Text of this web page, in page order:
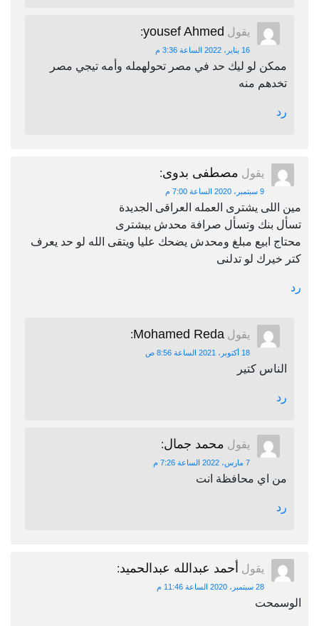
يقول yousef Ahmed
:
16 يناير، 2022 الساعة 3:36 م
ممكن لو ليك حد في مصر تحولهمله وأمه تيجي مصر
تخدهم منه
رد
يقول مصطفى بدوى:
9 سبتمبر، 2020 الساعة 7:00 م
مين اللى يشترى العمله العراقى الجديدة
تسأل بنك وتسأل صرافة محدش بيشترى
محتاج ابيع مبلغ ومحدش يضحك عليا ويتقى الله لو حد يعرف
كتر خيرك لو تدلنى
رد
يقول Mohamed Reda
:
18 أكتوبر، 2021 الساعة 8:56 ص
الناس كتير
رد
يقول محمد جمال:
7 مارس، 2022 الساعة 7:26 م
من اي محافظة انت
رد
يقول أحمد عبدالله عبدالحميد:
28 سبتمبر، 2020 الساعة 11:46 م
الوسمحت